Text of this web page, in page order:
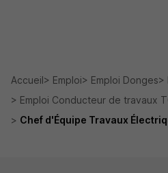
Accueil Emploi Emploi Donges
Emploi Conducteur de travaux
Chef d'Équipe Travaux